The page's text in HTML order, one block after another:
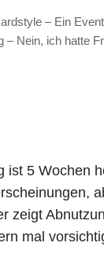
– Ein
– Nein, ich hatte
5 Wochen
zeigt
mal